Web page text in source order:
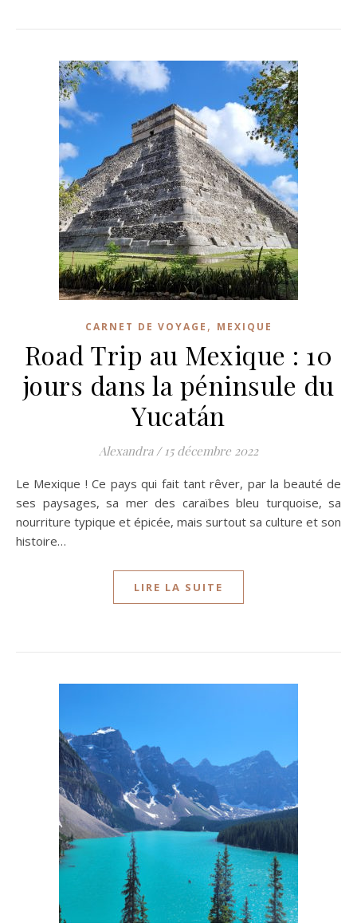
CARNET DE VOYAGE , MEXIQUE
Road Trip au Mexique : 10
jours dans la péninsule du
Yucatán
Alexandra / 15 décembre 2022
Le Mexique ! Ce pays qui fait tant rêver, par la beauté de
ses paysages, sa mer des caraïbes bleu turquoise, sa
nourriture typique et épicée, mais surtout sa culture et son
histoire…
LIRE LA SUITE